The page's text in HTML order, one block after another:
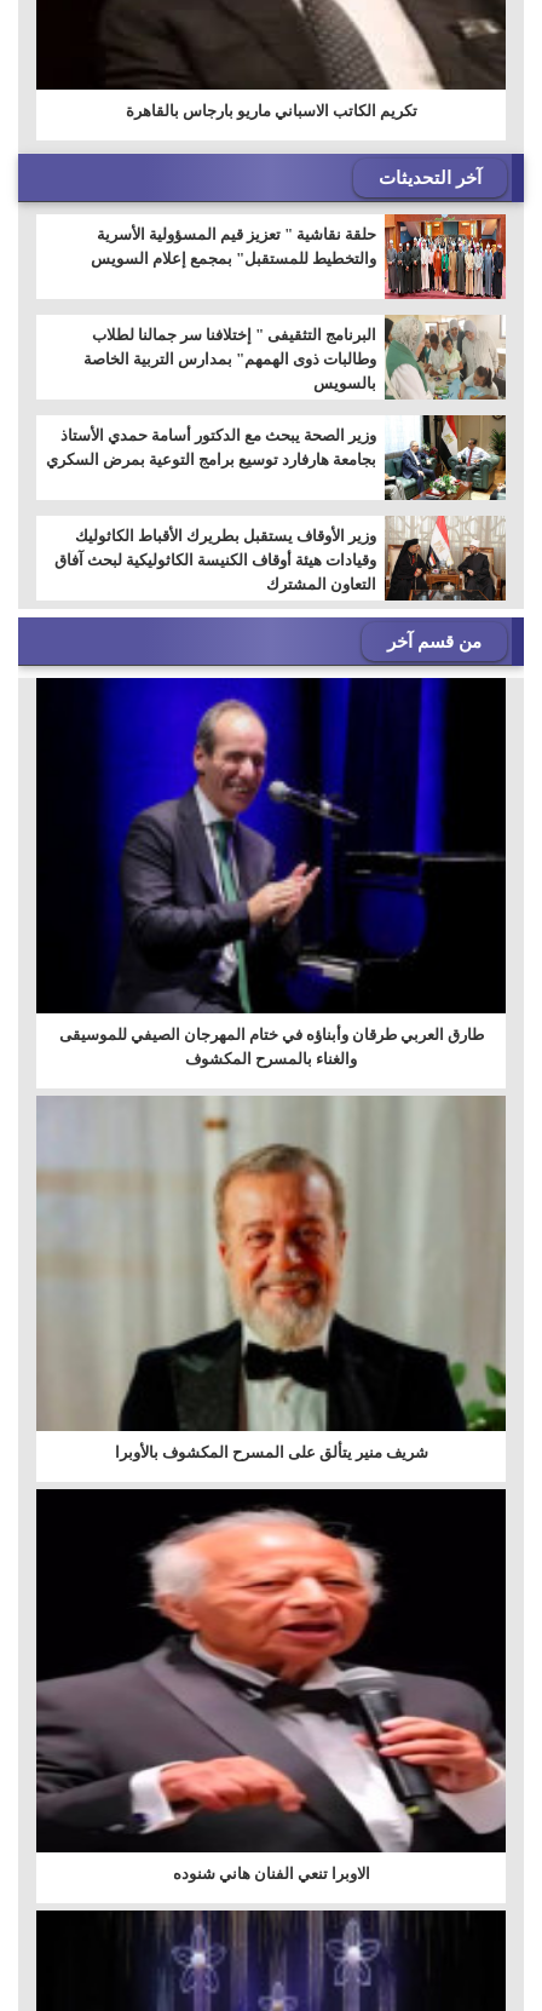
تكريم الكاتب الاسباني ماريو بارجاس بالقاهرة
آخر التحديثات
حلقة نقاشية " تعزيز قيم المسؤولية الأسرية
والتخطيط للمستقبل" بمجمع إعلام السويس
البرنامج التثقيفى " إختلافنا سر جمالنا لطلاب
وطالبات ذوى الهمهم" بمدارس التربية الخاصة
بالسويس
وزير الصحة يبحث مع الدكتور أسامة حمدي الأستاذ
بجامعة هارفارد توسيع برامج التوعية بمرض السكري
وزير الأوقاف يستقبل بطريرك الأقباط الكاثوليك
وقيادات هيئة أوقاف الكنيسة الكاثوليكية لبحث آفاق
التعاون المشترك
من قسم آخر
طارق العربي طرقان وأبناؤه في ختام المهرجان الصيفي للموسيقى
والغناء بالمسرح المكشوف
شريف منير يتألق على المسرح المكشوف بالأوبرا
الاوبرا تنعي الفنان هاني شنوده